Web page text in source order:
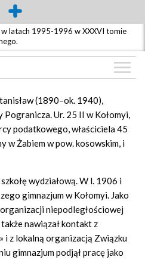
latach 1995-1996 w XXXVI tomie
(1890–ok. 1940),
Pogranicza. Ur. 25 II w Kołomyi,
podatkowego, właściciela 45
w Żabiem w pow. kosowskim, i
wydziałową. W l. 1906 i
gimnazjum w Kołomyi. Jako
niepodległościowej
nawiązał kontakt z
i z lokalną organizacją Związku
gimnazjum podjął pracę jako